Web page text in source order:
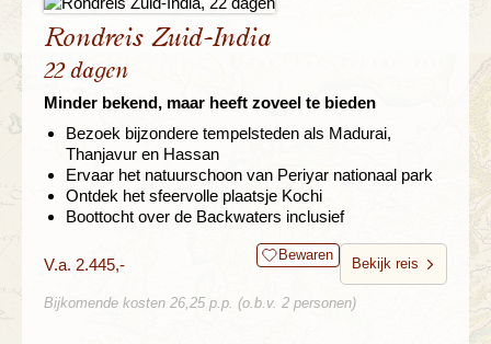
Rondreis Zuid-India
22 dagen
Minder bekend, maar heeft zoveel te bieden
Bezoek bijzondere tempelsteden als Madurai,
Thanjavur en Hassan
Ervaar het natuurschoon van Periyar nationaal park
Ontdek het sfeervolle plaatsje Kochi
Boottocht over de Backwaters inclusief
V.a. 2.445,- Bewaren
Bekijk reis
Bijkomende kosten 26,25 p.p. (o.b.v. 2 personen)